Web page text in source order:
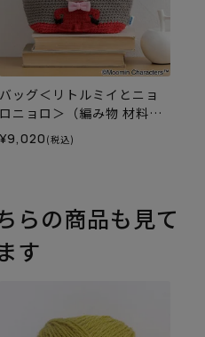
バッグ＜リトルミイとニョ
ロニョロ＞（編み物 材料セ
ット）
¥9,020 (税込)
らの商品も見て
す